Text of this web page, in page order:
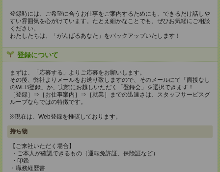
登録時には、ご希望に合うお仕事をご案内するためにも、できるだけ話しや
すい雰囲気を心がけています。たとえ細かなことでも、ぜひお気軽にご相談
ください。
わたしたちは、「がんばるあなた」をバックアップいたします！
登録について
まずは、「応募する」よりご応募をお願いします。
その後、弊社よりメールをお送り致しますので、そのメールにて「面接なし
のWEB登録」か、実際にお越しいただく「登録会」を選択できます！
［登録］⇒［お仕事案内］⇒［就業］までの迅速さは、スタッフサービスグ
ループならではの特徴です。
※現在は、Web登録を推奨しております。
持ち物
【ご来社いただく場合】
・ご本人が確認できるもの（運転免許証、保険証など）
・印鑑
・職務経歴書